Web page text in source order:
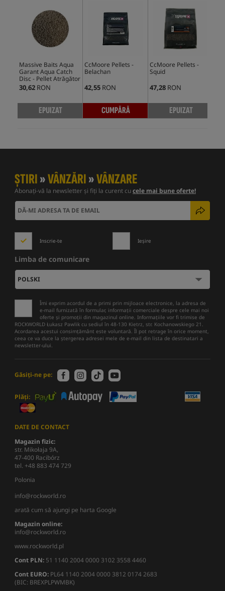
Massive Baits Aqua
Garant Aqua Catch
Disc - Pellet Atrăgător
30,62 RON
EPUIZAT
CcMoore Pellets -
Belachan
42,55 RON
CUMPĂRĂ
CcMoore Pellets -
Squid
47,28 RON
EPUIZAT
ȘTIRI»VÂNZĂRI»VÂNZARE
Abonați-vă la newsletter și fiți la curent cucele mai bune oferte!
Inscrie-te Ieșire
Limba de comunicare
Îmi exprim acordul de a primi prin mijloace electronice, la adresa de
e-mail furnizată în formular, informații comerciale despre cele mai noi
oferte și promoții din magazinul online. Informațiile vor fi trimise de
ROCKWORLD Łukasz Pawlik cu sediul în 48-130 Kietrz, str. Kochanowskiego 21.
Acordarea acestui consimțământ este voluntară. Îl pot retrage în orice moment,
ceea ce va duce la ștergerea adresei mele de e-mail din lista de destinatari a
newsletter-ului.
Găsiți-ne pe:
Plăți:
DATE DE CONTACT
Magazin fizic:
str. Mikołaja 9A,
47-400 Racibórz
tel. +48 883 474 729
Polonia
info@rockworld.ro
arată cum să ajungi pe harta Google
Magazin online:
info@rockworld.ro
www.rockworld.pl
Cont PLN: 51 1140 2004 0000 3102 3558 4460
Cont EURO: PL64 1140 2004 0000 3812 0174 2683
(BIC: BREXPLPWMBK)